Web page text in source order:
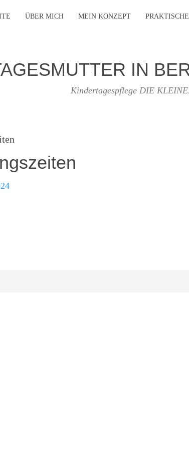
ÜBER MICH MEIN KONZEPT
IN
Kindertagespflege DIE